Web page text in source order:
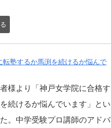
塾するか馬渕を続けるか悩んで
様より「神戸女学院に合格す
続けるか悩んでいます」とい
。中学受験プロ講師のアドバ